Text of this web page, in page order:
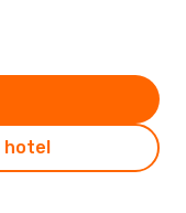
hotel